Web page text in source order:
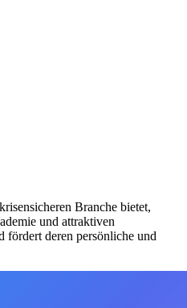
Branche bietet,
und attraktiven
fördert deren persönliche und